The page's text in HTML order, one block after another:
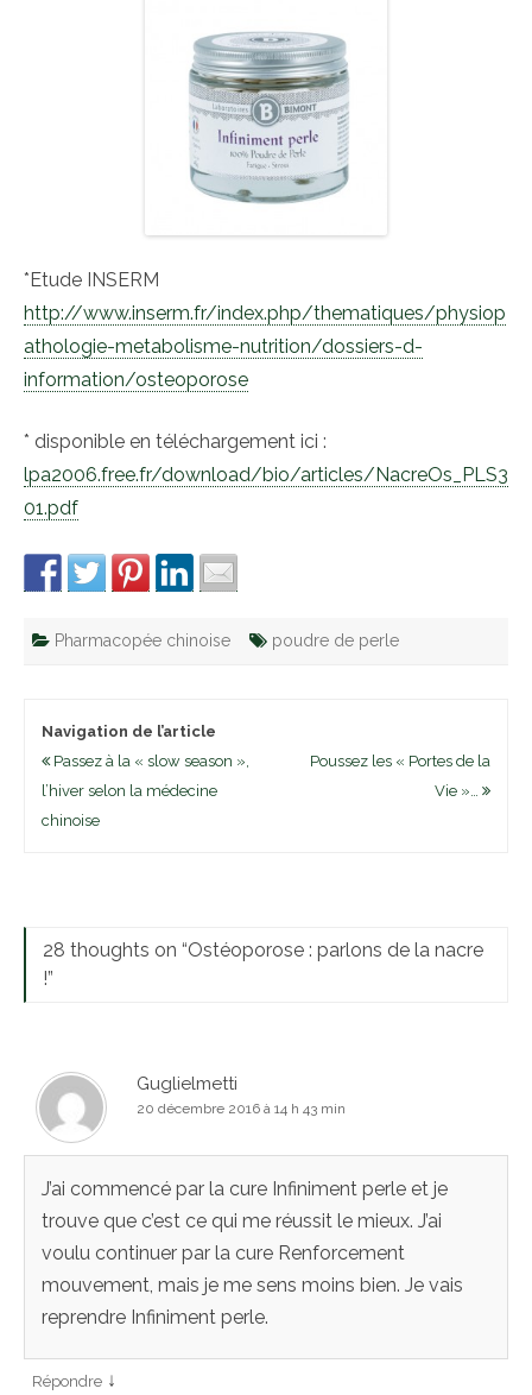
*Etude INSERM
http://www.inserm.fr/index.php/thematiques/physiop
athologie-metabolisme-nutrition/dossiers-d-
information/osteoporose
* disponible en téléchargement ici :
lpa2006.free.fr/download/bio/articles/NacreOs_PLS3
01.pdf
Pharmacopée chinoise poudre de perle
Navigation de l’article
Passez à la « slow season »,
l’hiver selon la médecine
chinoise
Poussez les « Portes de la
Vie »…
28 thoughts on “Ostéoporose : parlons de la nacre
!”
Guglielmetti
20 décembre 2016 à 14 h 43 min
J’ai commencé par la cure Infiniment perle et je
trouve que c’est ce qui me réussit le mieux. J’ai
voulu continuer par la cure Renforcement
mouvement, mais je me sens moins bien. Je vais
reprendre Infiniment perle.
Répondre ↓